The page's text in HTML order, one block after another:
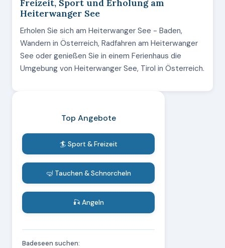
Freizeit, Sport und Erholung am
Heiterwanger See
Erholen Sie sich am Heiterwanger See - Baden,
Wandern in Österreich, Radfahren am Heiterwanger
See oder genießen Sie in einem Ferienhaus die
Umgebung von Heiterwanger See, Tirol in Österreich.
Top Angebote
🏄 Sport & Freizeit
🤿 Tauchen & Schnorcheln
🎣 Angeln
Badeseen suchen: